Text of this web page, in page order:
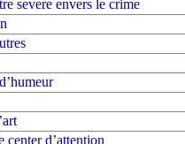
severe envers le crime
center d’attention